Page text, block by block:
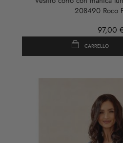
208490 Roco
97,00
CARRELLO